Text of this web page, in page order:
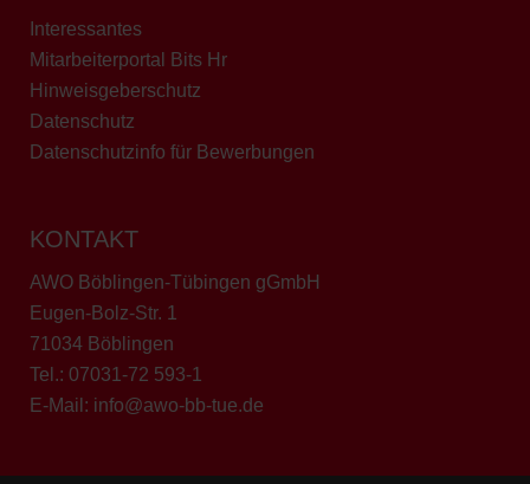
Interessantes
Mitarbeiterportal Bits Hr
Hinweisgeberschutz
Datenschutz
Datenschutzinfo für Bewerbungen
KONTAKT
AWO Böblingen-Tübingen gGmbH
Eugen-Bolz-Str. 1
71034 Böblingen
Tel.: 07031-72 593-1
E-Mail: info@awo-bb-tue.de